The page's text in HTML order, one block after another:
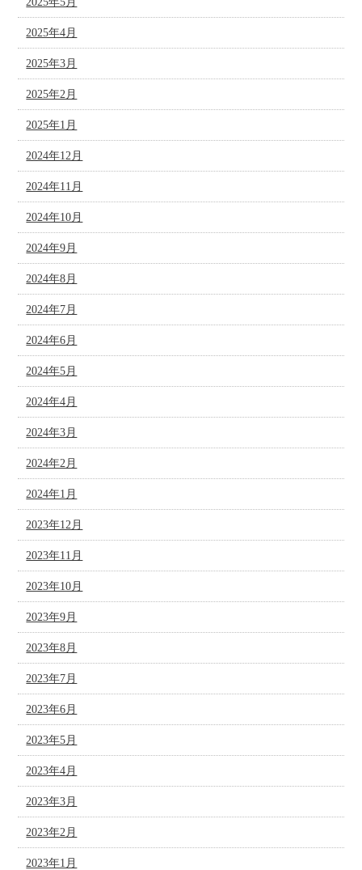
2025年4月
2025年3月
2025年2月
2025年1月
2024年12月
2024年11月
2024年10月
2024年9月
2024年8月
2024年7月
2024年6月
2024年5月
2024年4月
2024年3月
2024年2月
2024年1月
2023年12月
2023年11月
2023年10月
2023年9月
2023年8月
2023年7月
2023年6月
2023年5月
2023年4月
2023年3月
2023年2月
2023年1月